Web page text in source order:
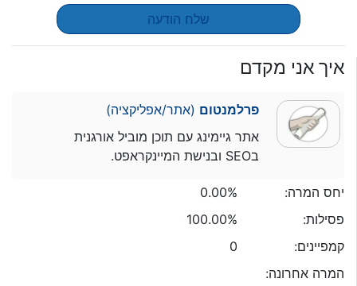
שלח הודעה
איך אני מקדם
פרלמנטום (אתר/אפליקציה)
אתר גיימינג עם תוכן מוביל אורגנית
בSEO ובנישת המיינקראפט.
יחס המרה:
0.00%
פסילות:
100.00%
קמפיינים:
0
המרה אחרונה: